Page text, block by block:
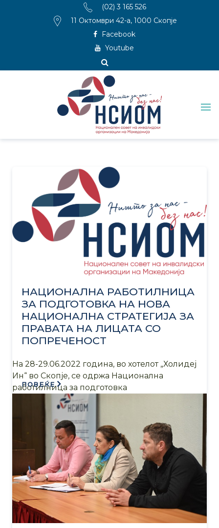
(02) 3 165 526
11 Октомври 42-а, 1000 Скопје
Facebook
Youtube
НАЦИОНАЛНА РАБОТИЛНИЦА
ЗА ПОДГОТОВКА НА НОВА
НАЦИОНАЛНА СТРАТЕГИЈА ЗА
ПРАВАТА НА ЛИЦАТА СО
ПОПРЕЧЕНОСТ
На 28-29.06.2022 година, во хотелот „Холидеј
Ин“ во Скопје, се одржа Национална
работилница за подготовка
ПОВЕЌЕ